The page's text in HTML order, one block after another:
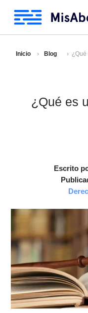
Inicio Blog
¿Qué es
Escrito